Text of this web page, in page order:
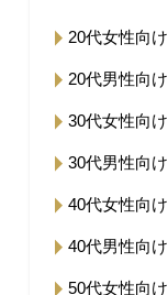
20代女性向け
20代男性向け
30代女性向け
30代男性向け
40代女性向け
40代男性向け
50代女性向け